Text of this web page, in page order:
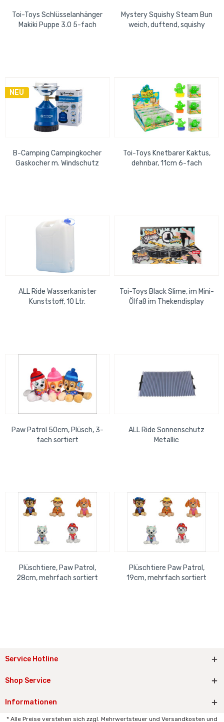
Toi-Toys Schlüsselanhänger
Makiki Puppe 3.0 5-fach
Mystery Squishy Steam Bun
weich, duftend, squishy
NEU
B-Camping Campingkocher
Gaskocher m. Windschutz
Toi-Toys Knetbarer Kaktus,
dehnbar, 11cm 6-fach
ALL Ride Wasserkanister
Kunststoff, 10 Ltr.
Toi-Toys Black Slime, im Mini-
Ölfaß im Thekendisplay
Paw Patrol 50cm, Plüsch, 3-
fach sortiert
ALL Ride Sonnenschutz
Metallic
Plüschtiere, Paw Patrol,
28cm, mehrfach sortiert
Plüschtiere Paw Patrol,
19cm, mehrfach sortiert
Service Hotline
Shop Service
Informationen
* Alle Preise verstehen sich zzgl. Mehrwertsteuer und Versandkosten und